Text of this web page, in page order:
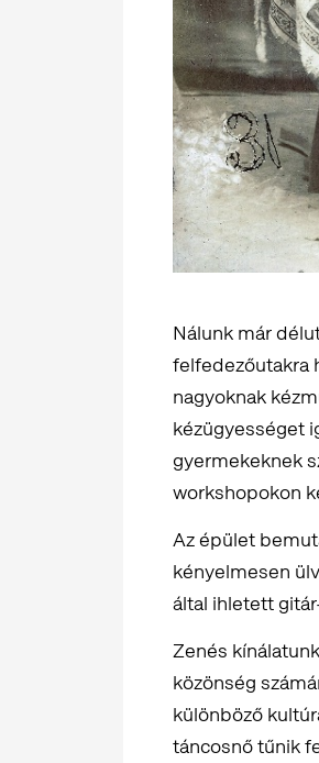
Nálunk már
felfedezőutakra
nagyoknak
kézügyességet
gyermekeknek
workshopokon
Az épület
kényelmesen
által ihletett
Zenés
közönség
különböző
táncosnő tűnik